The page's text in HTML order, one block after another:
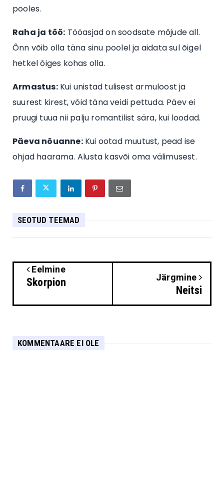
pooles.
Raha ja töö: Tööasjad on soodsate mõjude all.
Õnn võib olla täna sinu poolel ja aidata sul õigel
hetkel õiges kohas olla.
Armastus:Kui unistad tulisest armuloost ja
suurest kirest, võid täna veidi pettuda. Päev ei
pruugi tuua nii palju romantilist sära, kui loodad.
Päeva nõuanne:Kui ootad muutust, pead ise
ohjad haarama. Alusta kasvõi oma välimusest.
SEOTUD TEEMAD
Eelmine
Skorpion Järgmine
Neitsi
KOMMENTAARE EI OLE